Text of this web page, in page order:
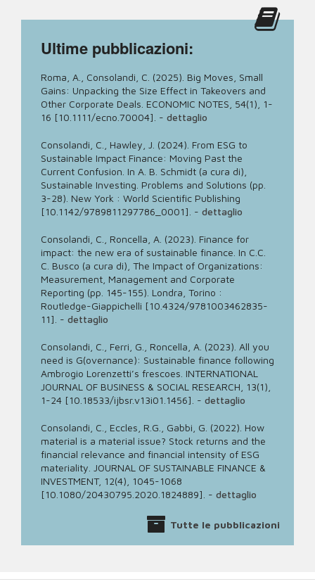
Ultime pubblicazioni:
Roma, A., Consolandi, C. (2025). Big Moves, Small
Gains: Unpacking the Size Effect in Takeovers and
Other Corporate Deals. ECONOMIC NOTES, 54(1), 1-
16 [10.1111/ecno.70004]. - dettaglio
Consolandi, C., Hawley, J. (2024). From ESG to
Sustainable Impact Finance: Moving Past the
Current Confusion. In A. B. Schmidt (a cura di),
Sustainable Investing. Problems and Solutions (pp.
3-28). New York : World Scientific Publishing
[10.1142/9789811297786_0001]. - dettaglio
Consolandi, C., Roncella, A. (2023). Finance for
impact: the new era of sustainable finance. In C.C.
C. Busco (a cura di), The Impact of Organizations:
Measurement, Management and Corporate
Reporting (pp. 145-155). Londra, Torino :
Routledge-Giappichelli [10.4324/9781003462835-
11]. - dettaglio
Consolandi, C., Ferri, G., Roncella, A. (2023). All you
need is G(overnance): Sustainable finance following
Ambrogio Lorenzetti’s frescoes. INTERNATIONAL
JOURNAL OF BUSINESS & SOCIAL RESEARCH, 13(1),
1-24 [10.18533/ijbsr.v13i01.1456]. - dettaglio
Consolandi, C., Eccles, R.G., Gabbi, G. (2022). How
material is a material issue? Stock returns and the
financial relevance and financial intensity of ESG
materiality. JOURNAL OF SUSTAINABLE FINANCE &
INVESTMENT, 12(4), 1045-1068
[10.1080/20430795.2020.1824889]. - dettaglio
Tutte le pubblicazioni